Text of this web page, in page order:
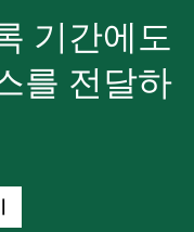
기간에도
를 전달하